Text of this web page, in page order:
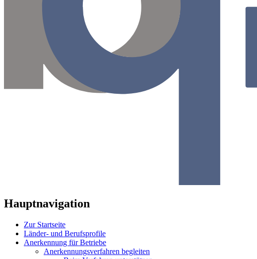
Hauptnavigation
Zur Startseite
Länder- und Berufsprofile
Anerkennung für Betriebe
Anerkennungsverfahren begleiten